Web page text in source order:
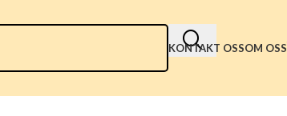
KONTAKT OSSOM OSS